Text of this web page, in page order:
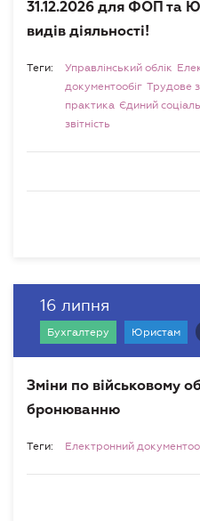
31.12.2026 для ФОП та
видів діяльності!
Теги: Управлінський облік
документообіг Трудове
практика Єдиний
звітність
16 липня
Бухгалтеру Юристам
Зміни по військовому
бронюванню
Теги: Електронний